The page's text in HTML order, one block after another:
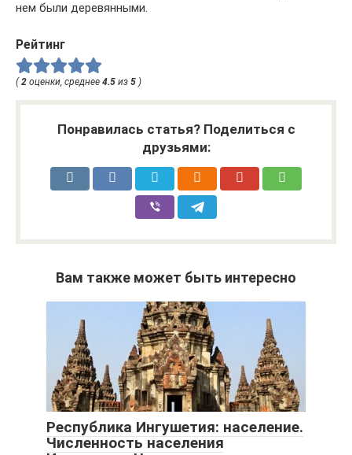
нем были деревянными.
Рейтинг
( 2 оценки, среднее 4.5 из 5 )
Понравилась статья? Поделиться с
друзьями:
Вам также может быть интересно
Республика Ингушетия: население.
Численность населения